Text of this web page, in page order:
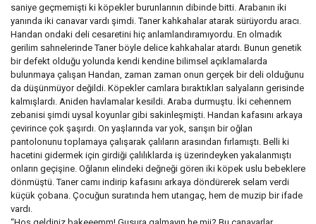
saniye geçmemişti ki köpekler burunlarının dibinde bitti. Arabanın iki
yanında iki canavar vardı şimdi. Taner kahkahalar atarak sürüyordu aracı.
Handan ondaki deli cesaretini hiç anlamlandıramıyordu. En olmadık
gerilim sahnelerinde Taner böyle delice kahkahalar atardı. Bunun genetik
bir defekt olduğu yolunda kendi kendine bilimsel açıklamalarda
bulunmaya çalışan Handan, zaman zaman onun gerçek bir deli olduğunu
da düşünmüyor değildi. Köpekler camlara bıraktıkları salyaların gerisinde
kalmışlardı. Aniden havlamalar kesildi. Araba durmuştu. İki cehennem
zebanisi şimdi uysal koyunlar gibi sakinleşmişti. Handan kafasını arkaya
çevirince çok şaşırdı. On yaşlarında var yok, sarışın bir oğlan
pantolonunu toplamaya çalışarak çalıların arasından fırlamıştı. Belli ki
hacetini gidermek için girdiği çalılıklarda iş üzerindeyken yakalanmıştı
onların geçişine. Oğlanın elindeki değneği gören iki köpek uslu bebeklere
dönmüştü. Taner camı indirip kafasını arkaya döndürerek selam verdi
küçük çobana. Çocuğun suratında hem utangaç, hem de muzip bir ifade
vardı.